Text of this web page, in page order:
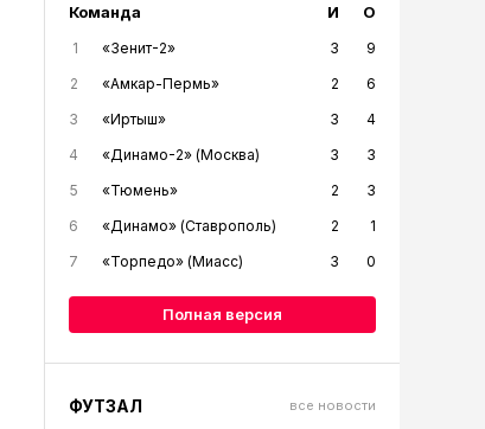
Команда И О
1 «Зенит-2» 3
9
2
«Амкар-Пермь» 2
6
3
«Иртыш» 3
4
4
«Динамо-2» (Москва) 3
3
5
«Тюмень» 2
3
6
«Динамо» (Ставрополь) 2
1
7
«Торпедо» (Миасс) 3 0
Полная версия
ФУТЗАЛ все новости